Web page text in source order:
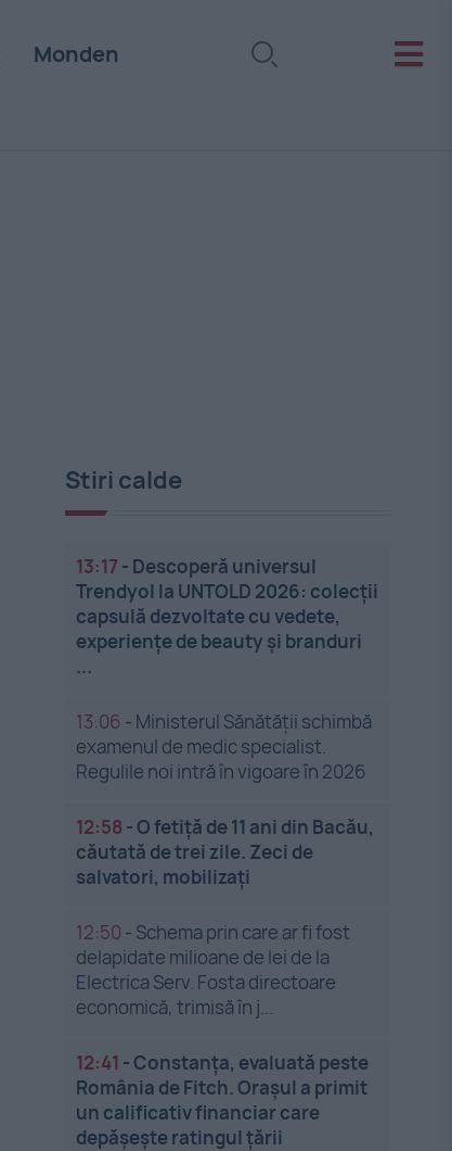
Monden
Stiri calde
13:17 - Descoperă universul
Trendyol la UNTOLD 2026: colecții
capsulă dezvoltate cu vedete,
experiențe de beauty și branduri
...
13:06 - Ministerul Sănătății schimbă
examenul de medic specialist.
Regulile noi intră în vigoare în 2026
12:58 -O fetiță de 11 ani din Bacău,
căutată de trei zile. Zeci de
salvatori, mobilizați
12:50 - Schema prin care ar fi fost
delapidate milioane de lei de la
Electrica Serv. Fosta directoare
economică, trimisă în j...
12:41 -Constanța, evaluată peste
România de Fitch. Orașul a primit
un calificativ financiar care
depășește ratingul țării